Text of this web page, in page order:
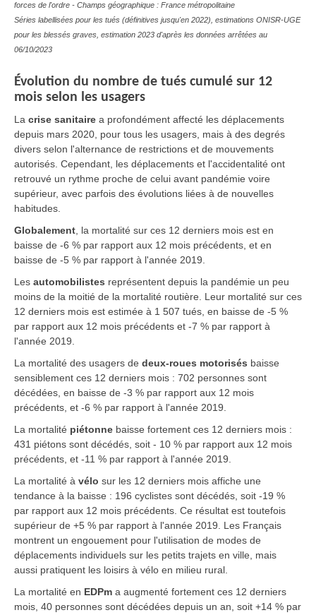
forces de l'ordre - Champs géographique : France métropolitaine
Séries labellisées pour les tués (définitives jusqu'en 2022), estimations ONISR-UGE
pour les blessés graves, estimation 2023 d'après les données arrêtées au
06/10/2023
Évolution du nombre de tués cumulé sur 12
mois selon les usagers
La crise sanitaire a profondément affecté les déplacements
depuis mars 2020, pour tous les usagers, mais à des degrés
divers selon l'alternance de restrictions et de mouvements
autorisés. Cependant, les déplacements et l'accidentalité ont
retrouvé un rythme proche de celui avant pandémie voire
supérieur, avec parfois des évolutions liées à de nouvelles
habitudes.
Globalement, la mortalité sur ces 12 derniers mois est en
baisse de -6 % par rapport aux 12 mois précédents, et en
baisse de -5 % par rapport à l'année 2019.
Les automobilistes représentent depuis la pandémie un peu
moins de la moitié de la mortalité routière. Leur mortalité sur ces
12 derniers mois est estimée à 1 507 tués, en baisse de -5 %
par rapport aux 12 mois précédents et -7 % par rapport à
l'année 2019.
La mortalité des usagers de deux-roues motorisés baisse
sensiblement ces 12 derniers mois : 702 personnes sont
décédées, en baisse de -3 % par rapport aux 12 mois
précédents, et -6 % par rapport à l'année 2019.
La mortalité piétonne baisse fortement ces 12 derniers mois :
431 piétons sont décédés, soit - 10 % par rapport aux 12 mois
précédents, et -11 % par rapport à l'année 2019.
La mortalité à vélo sur les 12 derniers mois affiche une
tendance à la baisse : 196 cyclistes sont décédés, soit -19 %
par rapport aux 12 mois précédents. Ce résultat est toutefois
supérieur de +5 % par rapport à l'année 2019. Les Français
montrent un engouement pour l'utilisation de modes de
déplacements individuels sur les petits trajets en ville, mais
aussi pratiquent les loisirs à vélo en milieu rural.
La mortalité en EDPm a augmenté fortement ces 12 derniers
mois, 40 personnes sont décédées depuis un an, soit +14 % par